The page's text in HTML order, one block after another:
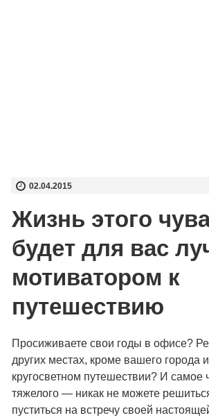
02.04.2015
Жизнь этого
будет для вас
мотиватором к
путешествию
Просиживаете свои годы в офисе?
других местах, кроме вашего города
кругосветном путешествии? И самое
тяжелого — никак не можете
пуститься на встречу своей